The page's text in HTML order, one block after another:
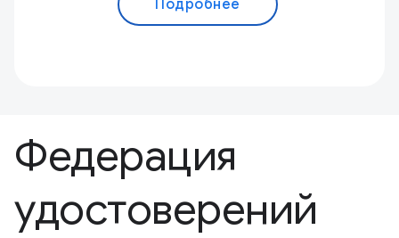
Подробнее
Федерация
удостоверений